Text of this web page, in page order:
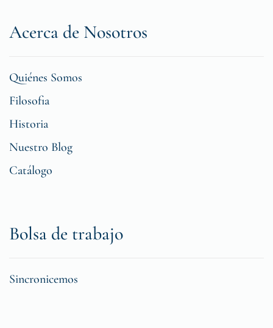
Acerca de Nosotros
Quiénes Somos
Filosofia
Historia
Nuestro Blog
Catálogo
Bolsa de trabajo
Sincronicemos